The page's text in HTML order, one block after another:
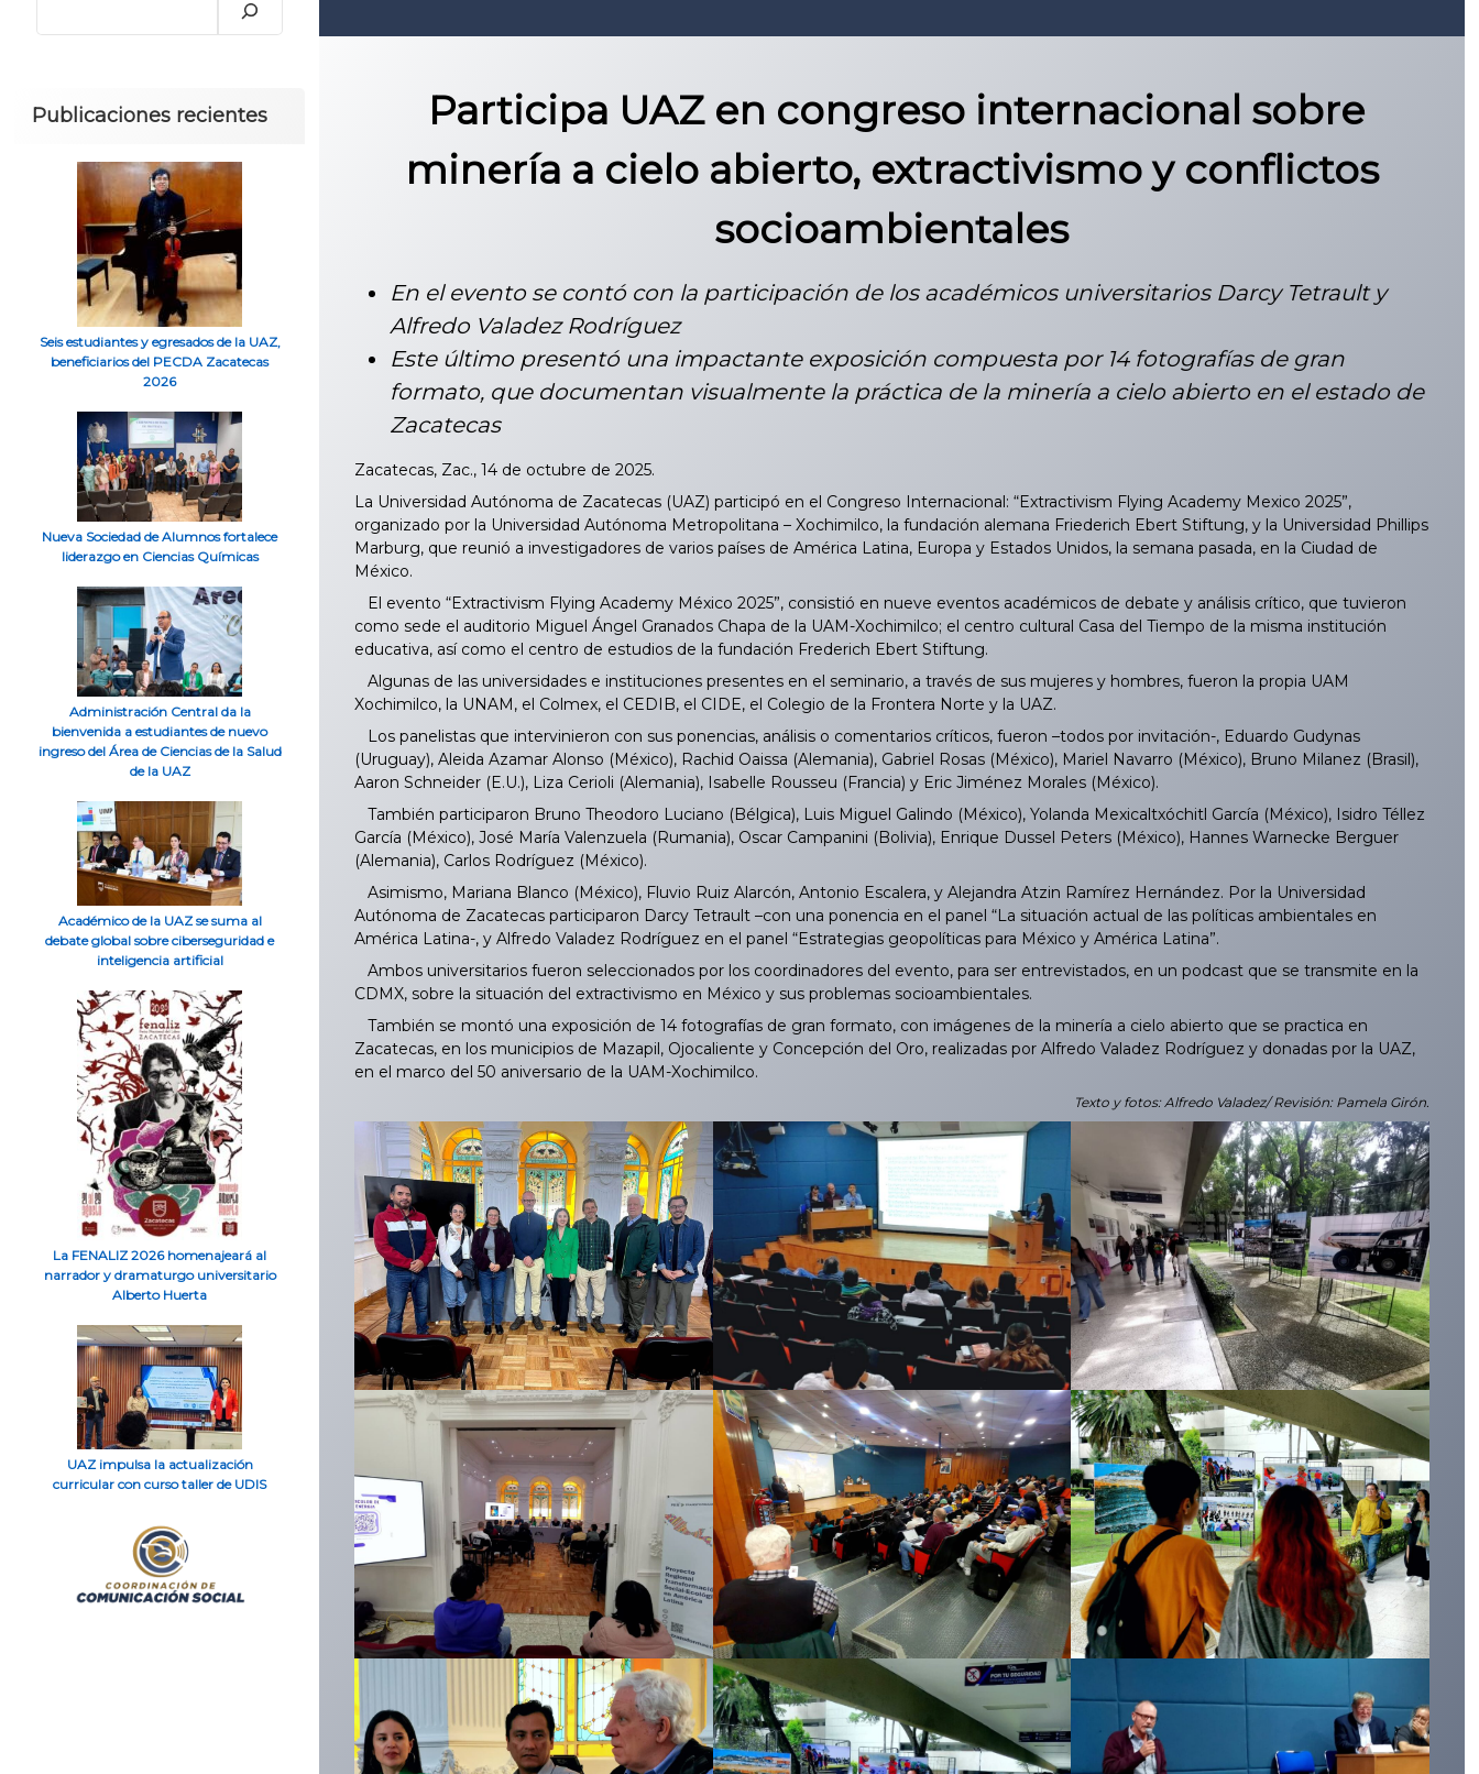
Participa UAZ en congreso internacional sobre
minería a cielo abierto, extractivismo y conflictos
socioambientales
En el evento se contó con la participación de los académicos universitarios Darcy Tetrault y
Alfredo Valadez Rodríguez
Este último presentó una impactante exposición compuesta por 14 fotografías de gran
formato, que documentan visualmente la práctica de la minería a cielo abierto en el estado de
Zacatecas
Zacatecas, Zac., 14 de octubre de 2025.
La Universidad Autónoma de Zacatecas (UAZ) participó en el Congreso Internacional: “Extractivism Flying Academy Mexico 2025”,
organizado por la Universidad Autónoma Metropolitana – Xochimilco, la fundación alemana Friederich Ebert Stiftung, y la Universidad Phillips
Marburg, que reunió a investigadores de varios países de América Latina, Europa y Estados Unidos, la semana pasada, en la Ciudad de
México.
El evento “Extractivism Flying Academy México 2025”, consistió en nueve eventos académicos de debate y análisis crítico, que tuvieron
como sede el auditorio Miguel Ángel Granados Chapa de la UAM-Xochimilco; el centro cultural Casa del Tiempo de la misma institución
educativa, así como el centro de estudios de la fundación Frederich Ebert Stiftung.
Algunas de las universidades e instituciones presentes en el seminario, a través de sus mujeres y hombres, fueron la propia UAM
Xochimilco, la UNAM, el Colmex, el CEDIB, el CIDE, el Colegio de la Frontera Norte y la UAZ.
Los panelistas que intervinieron con sus ponencias, análisis o comentarios críticos, fueron –todos por invitación-, Eduardo Gudynas
(Uruguay), Aleida Azamar Alonso (México), Rachid Oaissa (Alemania), Gabriel Rosas (México), Mariel Navarro (México), Bruno Milanez (Brasil),
Aaron Schneider (E.U.), Liza Cerioli (Alemania), Isabelle Rousseu (Francia) y Eric Jiménez Morales (México).
También participaron Bruno Theodoro Luciano (Bélgica), Luis Miguel Galindo (México), Yolanda Mexicaltxóchitl García (México), Isidro Téllez
García (México), José María Valenzuela (Rumania), Oscar Campanini (Bolivia), Enrique Dussel Peters (México), Hannes Warnecke Berguer
(Alemania), Carlos Rodríguez (México).
Asimismo, Mariana Blanco (México), Fluvio Ruiz Alarcón, Antonio Escalera, y Alejandra Atzin Ramírez Hernández. Por la Universidad
Autónoma de Zacatecas participaron Darcy Tetrault –con una ponencia en el panel “La situación actual de las políticas ambientales en
América Latina-, y Alfredo Valadez Rodríguez en el panel “Estrategias geopolíticas para México y América Latina”.
Ambos universitarios fueron seleccionados por los coordinadores del evento, para ser entrevistados, en un podcast que se transmite en la
CDMX, sobre la situación del extractivismo en México y sus problemas socioambientales.
También se montó una exposición de 14 fotografías de gran formato, con imágenes de la minería a cielo abierto que se practica en
Zacatecas, en los municipios de Mazapil, Ojocaliente y Concepción del Oro, realizadas por Alfredo Valadez Rodríguez y donadas por la UAZ,
en el marco del 50 aniversario de la UAM-Xochimilco.
Texto y fotos: Alfredo Valadez/ Revisión: Pamela Girón.
Publicaciones recientes
Seis estudiantes y egresados de la UAZ,
beneficiarios del PECDA Zacatecas
2026
Nueva Sociedad de Alumnos fortalece
liderazgo en Ciencias Químicas
Administración Central da la
bienvenida a estudiantes de nuevo
ingreso del Área de Ciencias de la Salud
de la UAZ
Académico de la UAZ se suma al
debate global sobre ciberseguridad e
inteligencia artificial
La FENALIZ 2026 homenajeará al
narrador y dramaturgo universitario
Alberto Huerta
UAZ impulsa la actualización
curricular con curso taller de UDIS